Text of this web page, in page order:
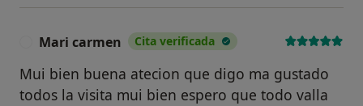
Mari carmen Cita verificada
Mui bien buena atecion que digo ma gustado
todos la visita mui bien espero que todo valla